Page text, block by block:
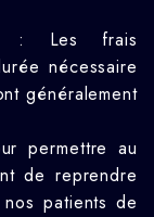
: Les frais
nécessaire
généralement
permettre au
de reprendre
patients de